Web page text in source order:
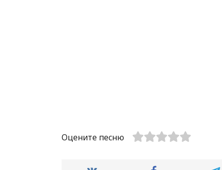
Оцените песню